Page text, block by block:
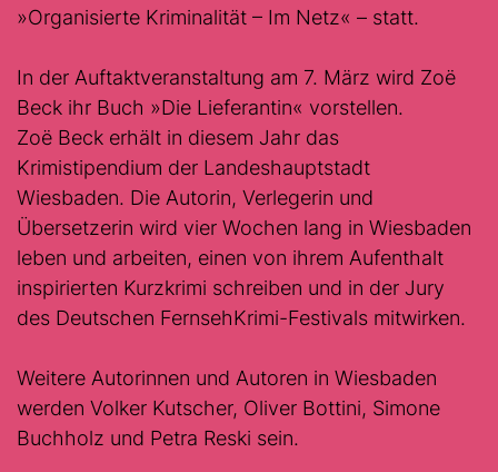
»Organisierte Kriminalität – Im Netz« – statt.
In der Auftaktveranstaltung am 7. März wird Zoë
Beck ihr Buch »Die Lieferantin« vorstellen.
Zoë Beck erhält in diesem Jahr das
Krimistipendium der Landeshauptstadt
Wiesbaden. Die Autorin, Verlegerin und
Übersetzerin wird vier Wochen lang in Wiesbaden
leben und arbeiten, einen von ihrem Aufenthalt
inspirierten Kurzkrimi schreiben und in der Jury
des Deutschen FernsehKrimi-Festivals mitwirken.
Weitere Autorinnen und Autoren in Wiesbaden
werden Volker Kutscher, Oliver Bottini, Simone
Buchholz und Petra Reski sein.